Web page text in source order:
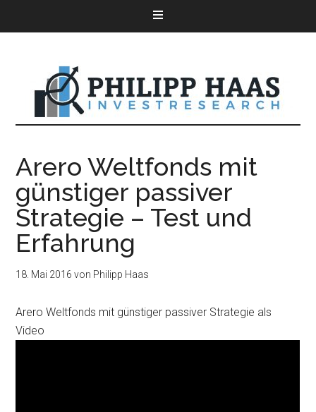
Arero Weltfonds mit
günstiger passiver
Strategie – Test und
Erfahrung
18. Mai 2016 von Philipp Haas
Arero Weltfonds mit günstiger passiver Strategie als
Video